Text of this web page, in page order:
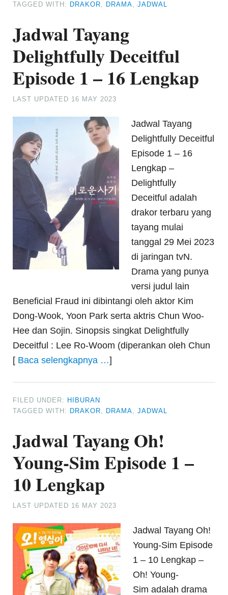
TAGGED WITH: DRAKOR DRAMA ,JADWAL
Jadwal Tayang
Delightfully Deceitful
Episode 1 – 16 Lengkap
LAST UPDATED 16 MAY 2023
Jadwal Tayang
Delightfully Deceitful
Episode 1 – 16
Lengkap –
Delightfully
Deceitful adalah
drakor terbaru yang
tayang mulai
tanggal 29 Mei 2023
di jaringan tvN.
Drama yang punya
versi judul lain
Beneficial Fraud ini dibintangi oleh aktor Kim
Dong-Wook, Yoon Park serta aktris Chun Woo-
Hee dan Sojin. Sinopsis singkat Delightfully
Deceitful : Lee Ro-Woom (diperankan oleh Chun
[ Baca selengkapnya …]
FILED UNDER: HIBURAN
TAGGED WITH: DRAKOR DRAMA ,JADWAL
Jadwal Tayang Oh!
Young-Sim Episode 1 –
10 Lengkap
LAST UPDATED 16 MAY 2023
Jadwal Tayang Oh!
Young-Sim Episode
1 – 10 Lengkap –
Oh! Young-
Sim adalah drama